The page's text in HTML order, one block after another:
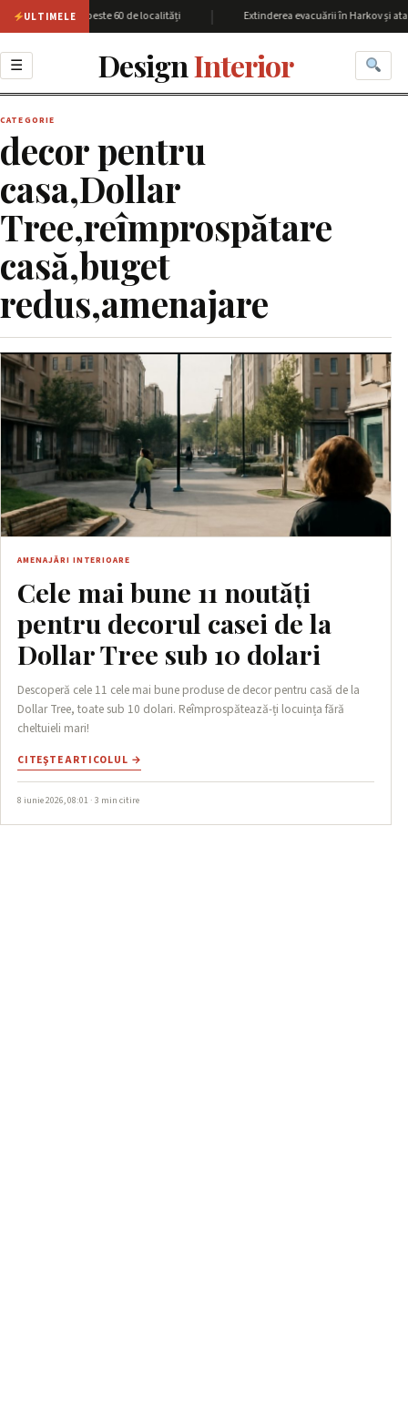
ULTIMELE
Harkov cu peste 60 de localități Extinderea evacuării în Harkov și
☰ DesignInterior
CATEGORIE
decor pentru
casa,Dollar
Tree,reîmprospătare
casă,buget
redus,amenajare
AMENAJĂRI INTERIOARE
Cele mai bune 11 noutăți
pentru decorul casei de la
Dollar Tree sub 10 dolari
Descoperă cele 11 cele mai bune produse de decor pentru casă de la
Dollar Tree, toate sub 10 dolari. Reîmprospătează-ți locuința fără
cheltuieli mari!
CITEŞTE ARTICOLUL →
8 iunie 2026, 08:01 · 3 min citire